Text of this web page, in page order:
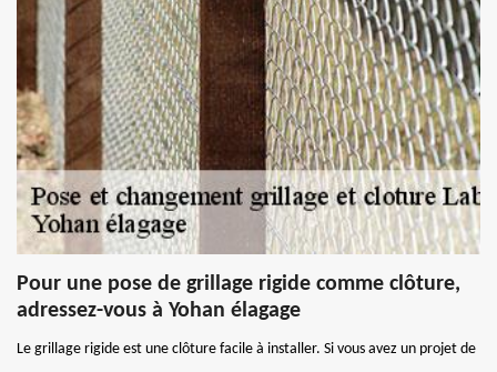
Pour une pose de grillage rigide comme clôture,
adressez-vous à Yohan élagage
Le grillage rigide est une clôture facile à installer. Si vous avez un projet de